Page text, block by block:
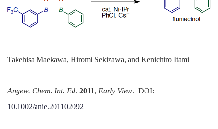
Takehisa Maekawa, Hiromi Sekizawa, and Kenichiro Itami
Angew. Chem. Int. Ed. 2011, Early View. DOI:
10.1002/anie.201102092